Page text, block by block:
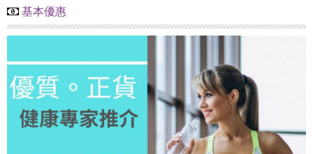
基本優惠